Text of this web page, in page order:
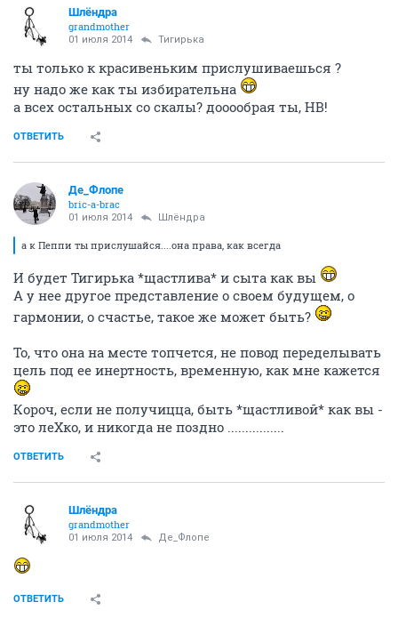
Шлёндра
grandmother
01 июля 2014 Тигирька
ты только к красивеньким прислушиваешься ?
ну надо же как ты избирательна
а всех остальных со скалы? дооообрая ты, НВ!
ОТВЕТИТЬ
Де_Флопе
bric-a-brac
01 июля 2014 Шлёндра
а к Пеппи ты прислушайся....она права, как всегда
И будет Тигирька *щастлива* и сыта как вы
А у нее другое представление о своем будущем, о
гармонии, о счастье, такое же может быть?
То, что она на месте топчется, не повод переделывать
цель под ее инертность, временную, как мне кажется
Короч, если не получицца, быть *щастливой* как вы -
это леХко, и никогда не поздно ................
ОТВЕТИТЬ
Шлёндра
grandmother
01 июля 2014 Де_Флопе
ОТВЕТИТЬ